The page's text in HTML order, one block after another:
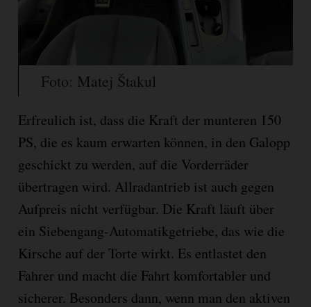
Foto: Matej Štakul
Erfreulich ist, dass die Kraft der munteren 150
PS, die es kaum erwarten können, in den Galopp
geschickt zu werden, auf die Vorderräder
übertragen wird. Allradantrieb ist auch gegen
Aufpreis nicht verfügbar. Die Kraft läuft über
ein Siebengang-Automatikgetriebe, das wie die
Kirsche auf der Torte wirkt. Es entlastet den
Fahrer und macht die Fahrt komfortabler und
sicherer. Besonders dann, wenn man den aktiven